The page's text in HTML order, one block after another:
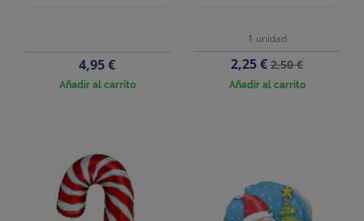
Precio
4,95 €
Añadir al carrito
1 unidad
Precio
2,25 €Precio
base
2,50 €
Añadir al carrito